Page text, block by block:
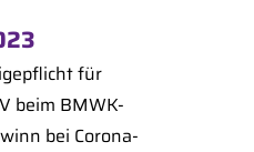
für
beim BMWK-
bei Corona-